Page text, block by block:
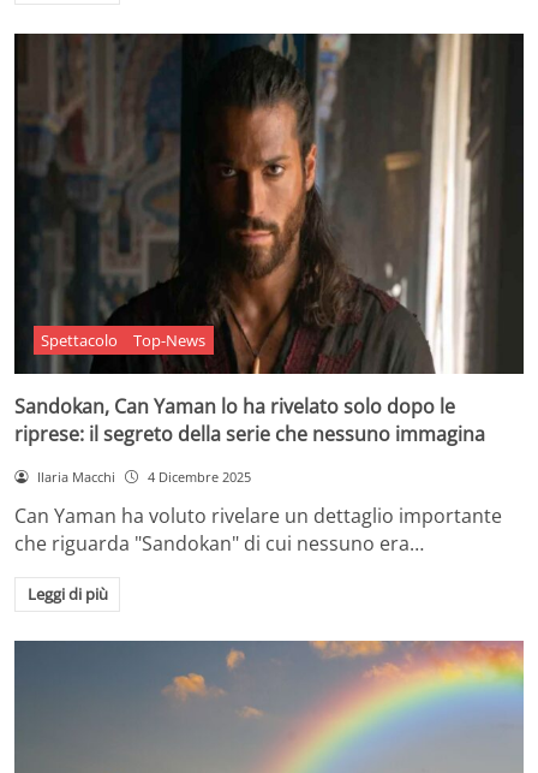
Spettacolo Top-News
Sandokan, Can Yaman lo ha rivelato solo dopo le
riprese: il segreto della serie che nessuno immagina
Ilaria Macchi 4 Dicembre 2025
Can Yaman ha voluto rivelare un dettaglio importante
che riguarda "Sandokan" di cui nessuno era…
Leggi di più